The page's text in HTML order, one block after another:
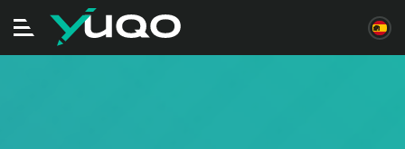
Alternar
navegación